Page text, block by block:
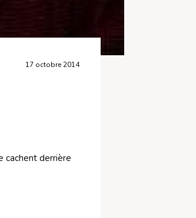
17 octobre 2014
cachent derrière